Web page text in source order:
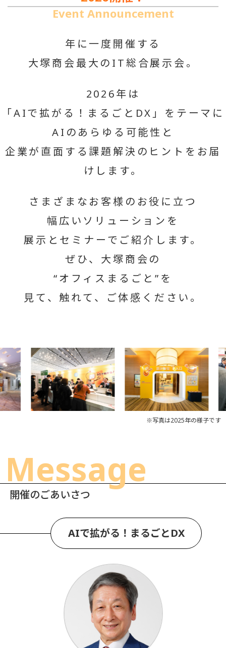
Event Announcement
年に一度開催する
大塚商会最大のIT総合展示会。
2026年は
「AIで拡がる！まるごとDX」をテーマに
AIのあらゆる可能性と
企業が直面する 課題解決のヒントをお届
けします。
さまざまなお客様のお役に立つ
幅広いソリューションを
展示とセミナーでご紹介します。
ぜひ、大塚商会の
“オフィスまるごと”を
見て、触れて、ご体感ください。
※写真は2025年の様子です
Message
開催のごあいさつ
AIで拡がる！まるごとDX